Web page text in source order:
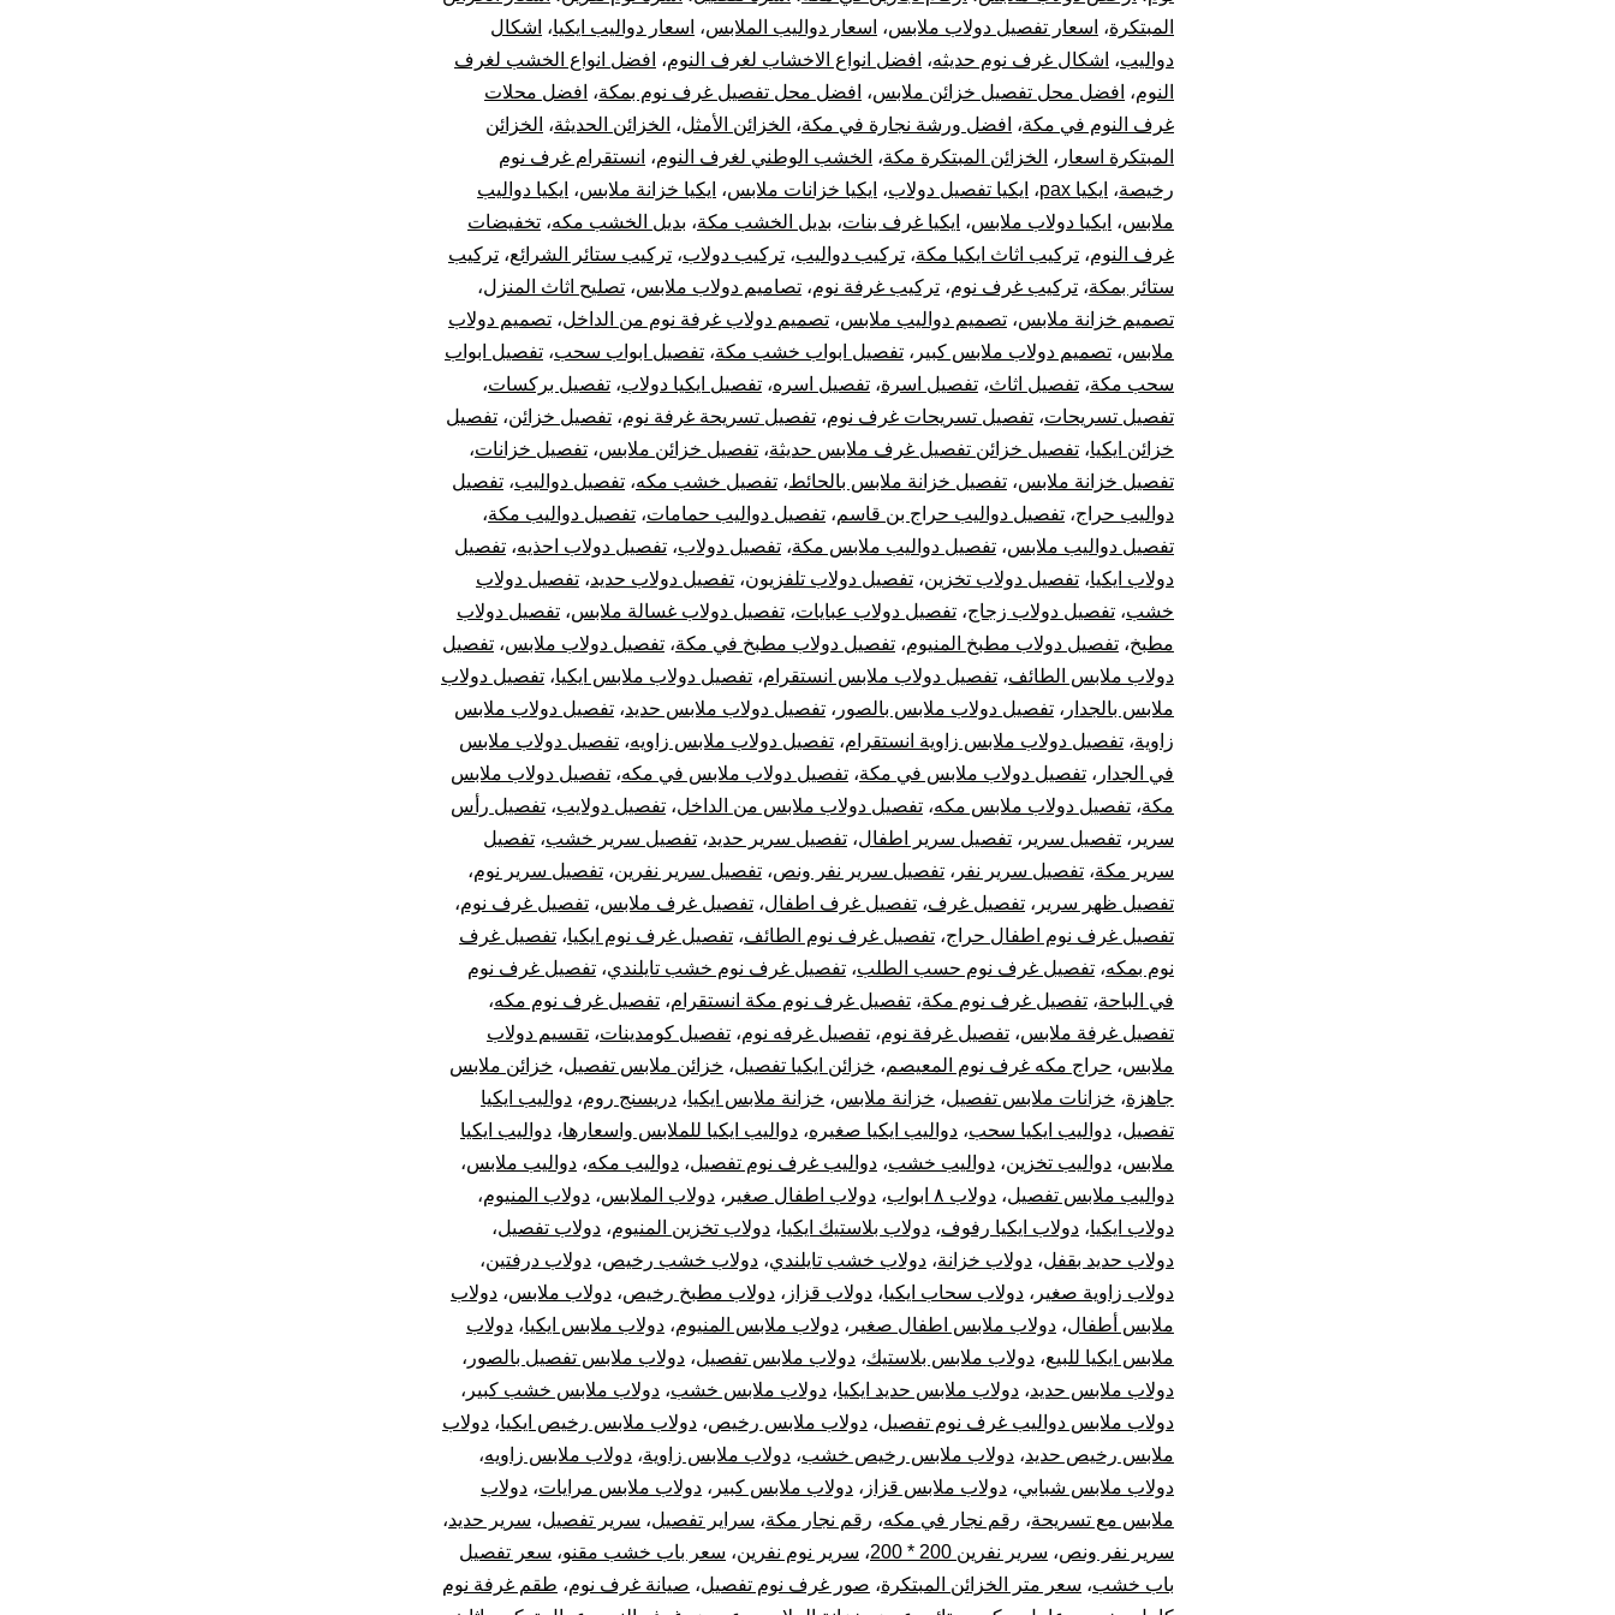
و
تركيب
غرف
نوم
دولاب
تركيب
الستائر
وتركيب
قطع
أثاث
أيكيا
المبتكرة، اسعار تفصيل دولاب ملابس، اسعار دواليب الملابس، اسعار دواليب ايكيا، اشكال
دواليب، اشكال غرف نوم حديثه، افضل انواع الاخشاب لغرف النوم، افضل انواع الخشب لغرف
النوم، افضل محل تفصيل خزائن ملابس، افضل محل تفصيل غرف نوم بمكة، افضل محلات
غرف النوم في مكة، افضل ورشة نجارة في مكة، الخزائن الأمثل، الخزائن الحديثة، الخزائن
المبتكرة اسعار ، الخزائن المبتكرة مكة، الخشب الوطني لغرف النوم، انستقرام غرف نوم
رخيصة، ايكيا pax ، ايكيا تفصيل دولاب، ايكيا خزانات ملابس، ايكيا خزانة ملابس، ايكيا دواليب
ملابس، ايكيا دولاب ملابس، ايكيا غرف بنات، بديل الخشب مكة، بديل الخشب مكه، تخفيضات
غرف النوم، تركيب اثاث ايكيا مكة، تركيب دواليب، تركيب دولاب، تركيب ستائر الشرائع، تركيب
ستائر بمكة، تركيب غرف نوم، تركيب غرفة نوم، تصاميم دولاب ملابس، تصليح اثاث المنزل،
تصميم خزانة ملابس، تصميم دواليب ملابس، تصميم دولاب غرفة نوم من الداخل، تصميم دولاب
ملابس، تصميم دولاب ملابس كبير ، تفصيل ابواب خشب مكة، تفصيل ابواب سحب، تفصيل ابواب
سحب مكة، تفصيل اثاث، تفصيل اسرة، تفصيل اسره، تفصيل ايكيا دولاب، تفصيل بركسات،
تفصيل تسريحات، تفصيل تسريحات غرف نوم، تفصيل تسريحة غرفة نوم، تفصيل خزائن، تفصيل
خزائن ايكيا، تفصيل خزائن تفصيل غرف ملابس حديثة، تفصيل خزائن ملابس، تفصيل خزانات،
تفصيل خزانة ملابس، تفصيل خزانة ملابس بالحائط، تفصيل خشب مكه، تفصيل دواليب، تفصيل
دواليب حراج، تفصيل دواليب حراج بن قاسم، تفصيل دواليب حمامات، تفصيل دواليب مكة،
تفصيل دواليب ملابس، تفصيل دواليب ملابس مكة، تفصيل دولاب، تفصيل دولاب احذيه، تفصيل
دولاب ايكيا، تفصيل دولاب تخزين، تفصيل دولاب تلفزيون، تفصيل دولاب حديد، تفصيل دولاب
خشب، تفصيل دولاب زجاج، تفصيل دولاب عبايات، تفصيل دولاب غسالة ملابس، تفصيل دولاب
مطبخ، تفصيل دولاب مطبخ المنيوم، تفصيل دولاب مطبخ في مكة، تفصيل دولاب ملابس، تفصيل
دولاب ملابس الطائف، تفصيل دولاب ملابس انستقرام، تفصيل دولاب ملابس ايكيا، تفصيل دولاب
ملابس بالجدار ، تفصيل دولاب ملابس بالصور ، تفصيل دولاب ملابس حديد، تفصيل دولاب ملابس
زاوية، تفصيل دولاب ملابس زاوية انستقرام، تفصيل دولاب ملابس زاويه، تفصيل دولاب ملابس
في الجدار ، تفصيل دولاب ملابس في مكة، تفصيل دولاب ملابس في مكه، تفصيل دولاب ملابس
مكة، تفصيل دولاب ملابس مكه، تفصيل دولاب ملابس من الداخل، تفصيل دولايب، تفصيل رأس
سرير ، تفصيل سرير ، تفصيل سرير اطفال، تفصيل سرير حديد، تفصيل سرير خشب، تفصيل
سرير مكة، تفصيل سرير نفر ، تفصيل سرير نفر ونص، تفصيل سرير نفرين، تفصيل سرير نوم،
تفصيل ظهر سرير ، تفصيل غرف، تفصيل غرف اطفال، تفصيل غرف ملابس، تفصيل غرف نوم،
تفصيل غرف نوم اطفال حراج، تفصيل غرف نوم الطائف، تفصيل غرف نوم ايكيا، تفصيل غرف
نوم بمكه، تفصيل غرف نوم حسب الطلب، تفصيل غرف نوم خشب تايلندي، تفصيل غرف نوم
في الباحة، تفصيل غرف نوم مكة، تفصيل غرف نوم مكة انستقرام، تفصيل غرف نوم مكه،
تفصيل غرفة ملابس، تفصيل غرفة نوم، تفصيل غرفه نوم، تفصيل كومدينات، تقسيم دولاب
ملابس، حراج مكه غرف نوم المعيصم، خزائن ايكيا تفصيل، خزائن ملابس تفصيل، خزائن ملابس
جاهزة، خزانات ملابس تفصيل، خزانة ملابس، خزانة ملابس ايكيا، دريسنج روم، دواليب ايكيا
تفصيل، دواليب ايكيا سحب، دواليب ايكيا صغيره، دواليب ايكيا للملابس واسعارها، دواليب ايكيا
ملابس، دواليب تخزين، دواليب خشب، دواليب غرف نوم تفصيل، دواليب مكه، دواليب ملابس،
دواليب ملابس تفصيل، دولاب ٨ ابواب ، دولاب اطفال صغير ، دولاب الملابس، دولاب المنيوم،
دولاب ايكيا، دولاب ايكيا رفوف، دولاب بلاستيك ايكيا، دولاب تخزين المنيوم، دولاب تفصيل،
دولاب حديد بقفل، دولاب خزانة، دولاب خشب تايلندي، دولاب خشب رخيص، دولاب درفتين،
دولاب زاوية صغير ، دولاب سحاب ايكيا، دولاب قزاز ، دولاب مطبخ رخيص، دولاب ملابس، دولاب
ملابس أطفال، دولاب ملابس اطفال صغير ، دولاب ملابس المنيوم، دولاب ملابس ايكيا، دولاب
ملابس ايكيا للبيع، دولاب ملابس بلاستيك، دولاب ملابس تفصيل، دولاب ملابس تفصيل بالصور ،
دولاب ملابس حديد، دولاب ملابس حديد ايكيا، دولاب ملابس خشب، دولاب ملابس خشب كبير ،
دولاب ملابس دواليب غرف نوم تفصيل، دولاب ملابس رخيص، دولاب ملابس رخيص ايكيا، دولاب
ملابس رخيص حديد، دولاب ملابس رخيص خشب، دولاب ملابس زاوية، دولاب ملابس زاويه،
دولاب ملابس شبابي، دولاب ملابس قزاز ، دولاب ملابس كبير ، دولاب ملابس مرايات، دولاب
ملابس مع تسريحة، رقم نجار في مكه، رقم نجار مكة، سراير تفصيل، سرير تفصيل، سرير حديد،
سرير نفر ونص، سرير نفرين 200 * 200 ، سرير نوم نفرين، سعر باب خشب مقنو، سعر تفصيل
باب خشب، سعر متر الخزائن المبتكرة، صور غرف نوم تفصيل، صيانة غرف نوم، طقم غرفة نوم